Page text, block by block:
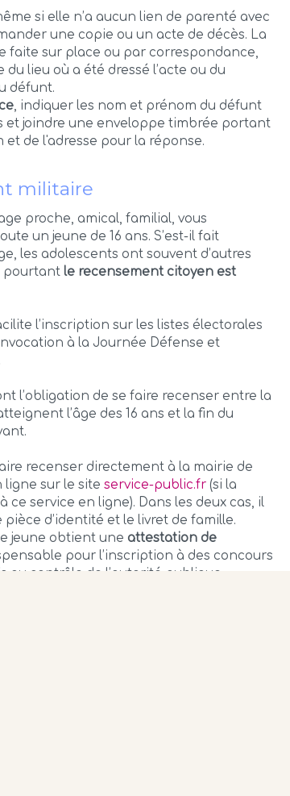
si elle n’a aucun lien de parenté avec
une copie ou un acte de décès. La
faite sur place ou par correspondance,
du lieu où a été dressé l’acte ou du
défunt.
, indiquer les nom et prénom du défunt
et joindre une enveloppe timbrée portant
de l'adresse pour la réponse.
militaire
proche, amical, familial, vous
un jeune de 16 ans. S’est-il fait
les adolescents ont souvent d’autres
pourtantle recensement citoyen est
l’inscription sur les listes électorales
à la Journée Défense et
l’obligation de se faire recenser entre la
l’âge des 16 ans et la fin du
recenser directement à la mairie de
ligne sur le siteservice-public.fr (si la
ce service en ligne). Dans les deux cas, il
d’identité et le livret de famille.
jeune obtient une attestation de
pour l’inscription à des concours
au contrôle de l’autorité publique